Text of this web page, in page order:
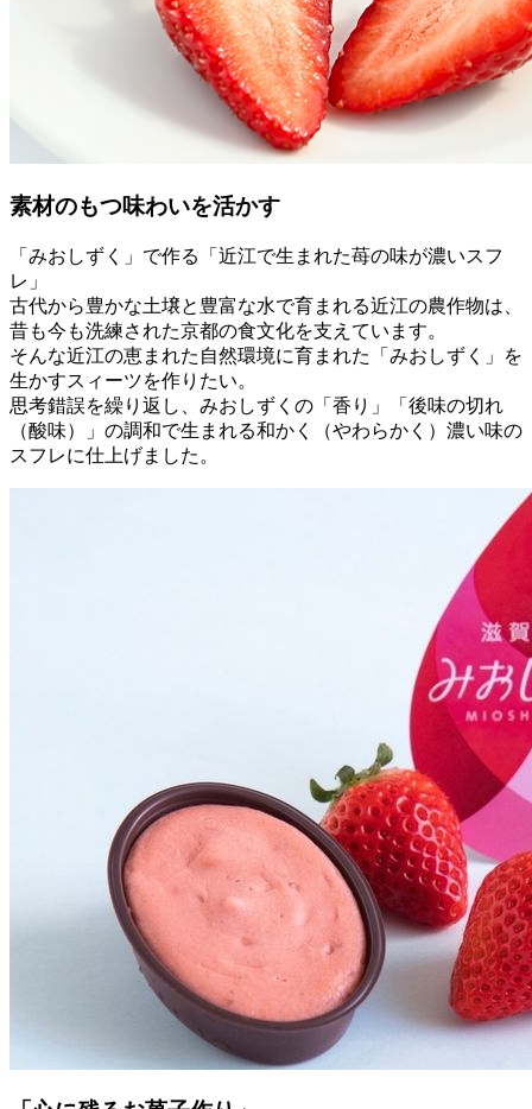
素材のもつ味わいを活かす
「みおしずく」で作る「近江で生まれた苺の味が濃いスフ
レ」
古代から豊かな土壌と豊富な水で育まれる近江の農作物は、
昔も今も洗練された京都の食文化を支えています。
そんな近江の恵まれた自然環境に育まれた「みおしずく」を
生かすスィーツを作りたい。
思考錯誤を繰り返し、みおしずくの「香り」「後味の切れ
（酸味）」の調和で生まれる和かく（やわらかく）濃い味の
スフレに仕上げました。